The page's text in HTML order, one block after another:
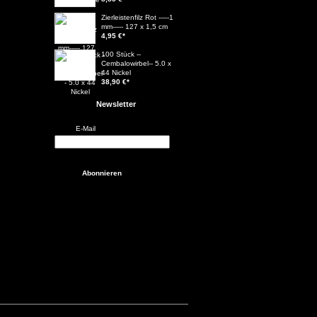
Zierleistenfilz Rot -----1
mm----- 127 x 1,5 cm
4,95 €*
100 Stück --
Cembalowirbel-- 5.0 x
44 Nickel
38,90 €*
Newsletter
E-Mail